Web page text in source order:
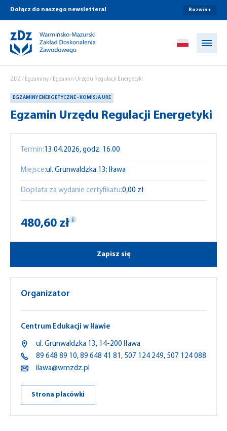
Dołącz do naszego newslettera! Rozwiń +
ZDZ/ Egzaminy/ Egzamin Urzędu Regulacji Energetyki
EGZAMINY ENERGETYCZNE - KOMISJA URE
Egzamin Urzędu Regulacji Energetyki
Termin: 13.04.2026, godz. 16.00
Miejsce:ul. Grunwaldzka 13; Iława
Dopłata za wydanie certyfikatu:0,00 zł
480,60 zł
Zapisz się
Organizator
Centrum Edukacji w Iławie
ul. Grunwaldzka 13, 14-200 Iława
89 648 89 10, 89 648 41 81 , 507 124 249, 507 124 088
ilawa@wmzdz.pl
Strona placówki